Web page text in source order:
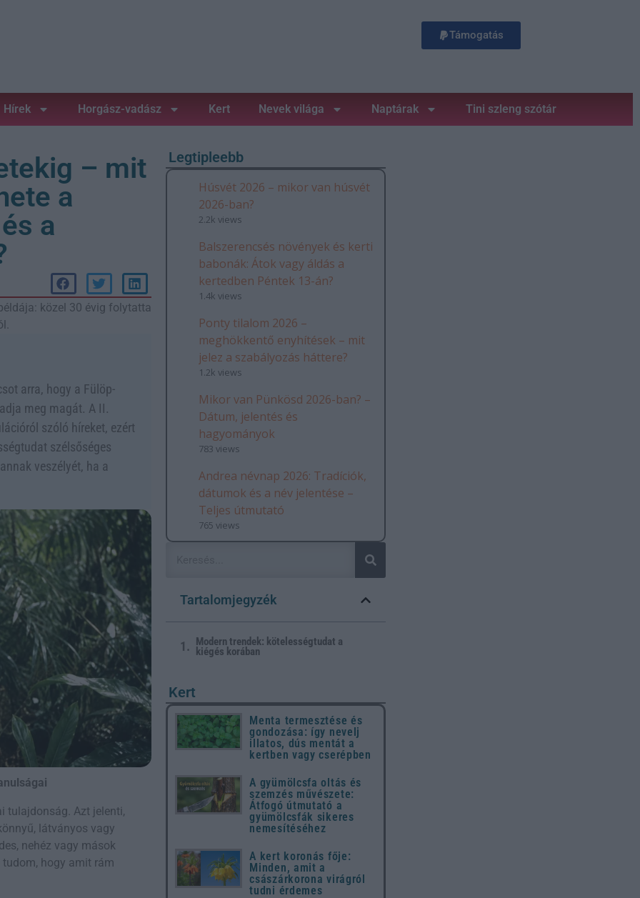
Támogatás
Hírek Horgász-vadász Kert Nevek világa Naptárak Tini szleng szótár
– mit
a
a
közel 30 évig folytatta
arra, hogy a Fülöp-
meg magát. A II.
szóló híreket, ezért
szélsőséges
veszélyét, ha a
tulajdonság. Azt jelenti,
látványos vagy
nehéz vagy mások
hogy amit rám
Legtipleebb
Húsvét 2026 – mikor van húsvét
2026-ban?
2.2k views
Balszerencsés növények és kerti
babonák: Átok vagy áldás a
kertedben Péntek 13-án?
1.4k views
Ponty tilalom 2026 –
meghökkentő enyhítések – mit
jelez a szabályozás háttere?
1.2k views
Mikor van Pünkösd 2026-ban? –
Dátum, jelentés és
hagyományok
783 views
Andrea névnap 2026: Tradíciók,
dátumok és a név jelentése –
Teljes útmutató
765 views
Tartalomjegyzék
Modern trendek: kötelességtudat a
kiégés korában
Kert
Menta termesztése és
gondozása: így nevelj
illatos, dús mentát a
kertben vagy cserépben
A gyümölcsfa oltás és
szemzés művészete:
Átfogó útmutató a
gyümölcsfák sikeres
nemesítéséhez
A kert koronás fője:
Minden, amit a
császárkorona virágról
tudni érdemes